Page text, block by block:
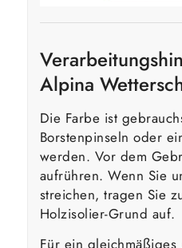
Alpina
Die Farbe ist
Borstenpinseln oder
werden. Vor dem
aufrühren. Wenn Sie
streichen, tragen Sie
Holzisolier-Grund auf.